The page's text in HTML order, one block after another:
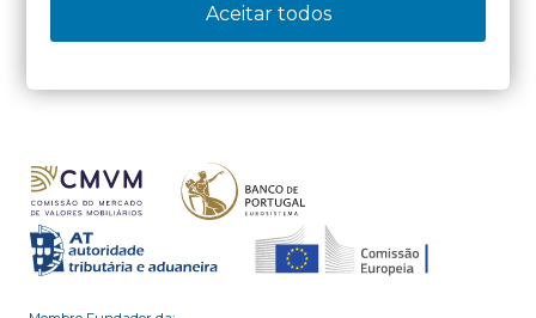
22 de Maio, 2026Aceitar todos